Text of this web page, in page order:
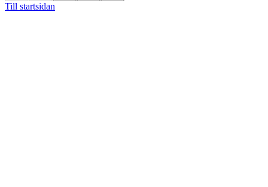
Till startsidan